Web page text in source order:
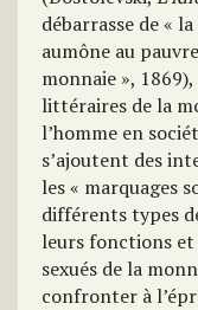
débarrasse de «
aumône au
monnaie »,
littéraires de la
l’homme en
s’ajoutent des
les « marquages
différents types
leurs fonctions et
sexués de la
confronter à